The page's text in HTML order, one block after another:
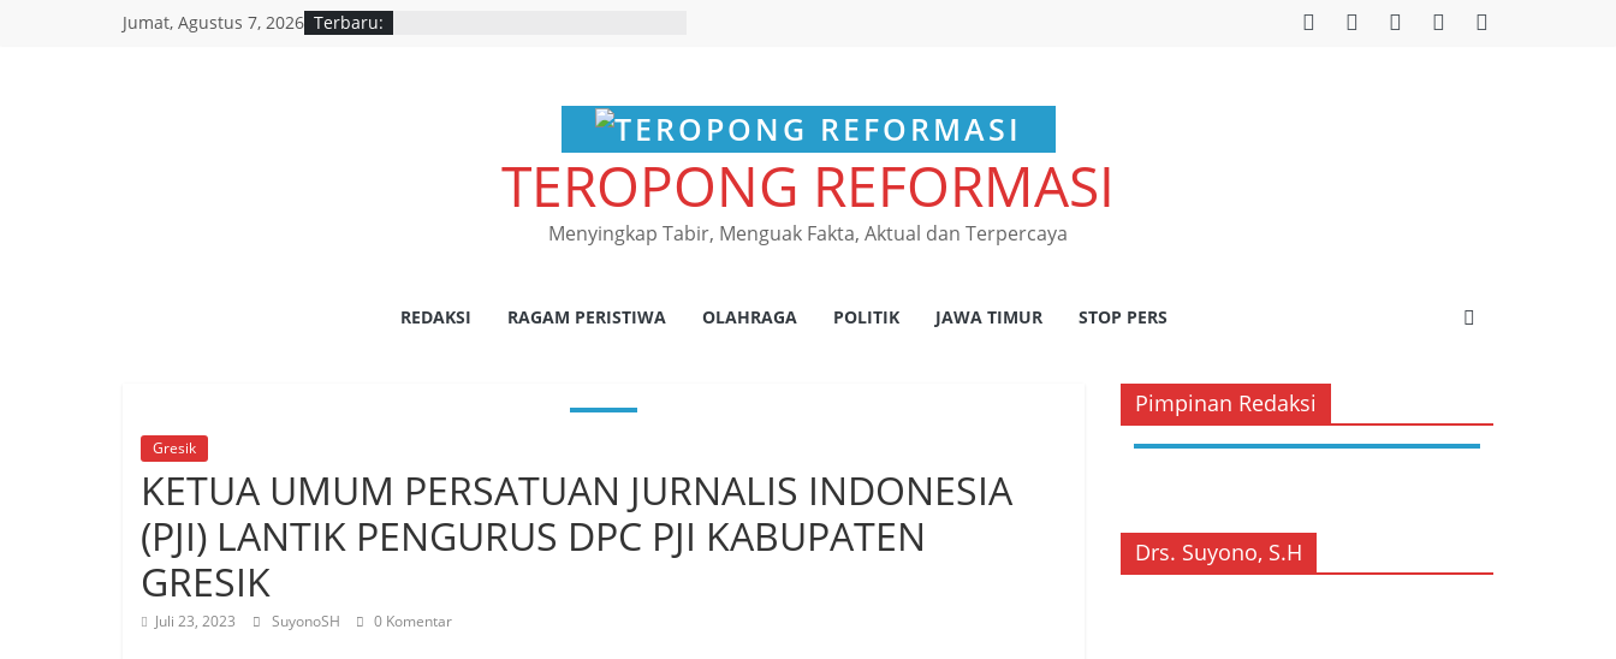
Jumat, Agustus 7, 2026 Terbaru:
TEROPONG REFORMASI
Menyingkap Tabir, Menguak Fakta, Aktual dan Terpercaya
REDAKSI RAGAM PERISTIWA OLAHRAGA POLITIK JAWA TIMUR STOP PERS
Gresik
KETUA UMUM PERSATUAN JURNALIS INDONESIA
(PJI) LANTIK PENGURUS DPC PJI KABUPATEN
GRESIK
Juli 23, 2023 SuyonoSH 0 Komentar
Pimpinan Redaksi
Drs. Suyono, S.H